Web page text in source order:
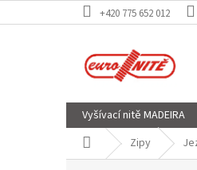
na
+420 775 652 012
Vyšívací nitě MADEIRA
Domů Zipy